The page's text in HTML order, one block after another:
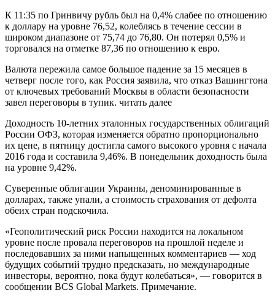
К 11:35 по Гринвичу рубль был на 0,4% слабее по отношению
к доллару на уровне 76,52, колеблясь в течение сессии в
широком диапазоне от 75,74 до 76,80. Он потерял 0,5% и
торговался на отметке 87,36 по отношению к евро.
Валюта пережила самое большое падение за 15 месяцев в
четверг после того, как Россия заявила, что отказ Вашингтона
от ключевых требований Москвы в области безопасности
завел переговоры в тупик. читать далее
Доходность 10-летних эталонных государственных облигаций
России ОФЗ, которая изменяется обратно пропорционально
их цене, в пятницу достигла самого высокого уровня с начала
2016 года и составила 9,46%. В понедельник доходность была
на уровне 9,42%.
Суверенные облигации Украины, деноминированные в
долларах, также упали, а стоимость страхования от дефолта
обеих стран подскочила.
«Геополитический риск России находится на локальном
уровне после провала переговоров на прошлой неделе и
последовавших за ними напыщенных комментариев — ход
будущих событий трудно предсказать, но международные
инвесторы, вероятно, пока будут колебаться», — говорится в
сообщении BCS Global Markets. Примечание.